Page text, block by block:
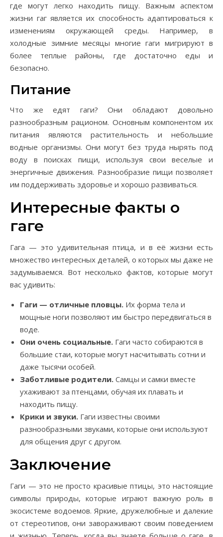
где могут легко находить пищу. Важным аспектом
жизни гаг является их способность адаптироваться к
изменениям окружающей среды. Например, в
холодные зимние месяцы многие гаги мигрируют в
более теплые районы, где достаточно еды и
безопасно.
Питание
Что же едят гаги? Они обладают довольно
разнообразным рационом. Основным компонентом их
питания являются растительность и небольшие
водные организмы. Они могут без труда нырять под
воду в поисках пищи, используя свои веселые и
энергичные движения. Разнообразие пищи позволяет
им поддерживать здоровье и хорошо развиваться.
Интересные факты о
гаге
Гага — это удивительная птица, и в её жизни есть
множество интересных деталей, о которых мы даже не
задумываемся. Вот несколько фактов, которые могут
вас удивить:
Гаги — отличные пловцы. Их форма тела и
мощные ноги позволяют им быстро передвигаться в
воде.
Они очень социальные. Гаги часто собираются в
большие стаи, которые могут насчитывать сотни и
даже тысячи особей.
Заботливые родители. Самцы и самки вместе
ухаживают за птенцами, обучая их плавать и
находить пищу.
Крики и звуки. Гаги известны своими
разнообразными звуками, которые они используют
для общения друг с другом.
Заключение
Гаги — это не просто красивые птицы, это настоящие
символы природы, которые играют важную роль в
экосистеме водоемов. Яркие, дружелюбные и далекие
от стереотипов, они завораживают своим поведением